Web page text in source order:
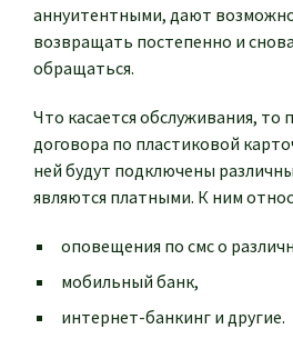
аннуитентными, дают
возвращать постепенно и
обращаться.
Что касается обслуживания, то
договора по пластиковой
ней будут подключены
являются платными. К ним
оповещения по смс о
мобильный банк,
интернет-банкинг и другие.